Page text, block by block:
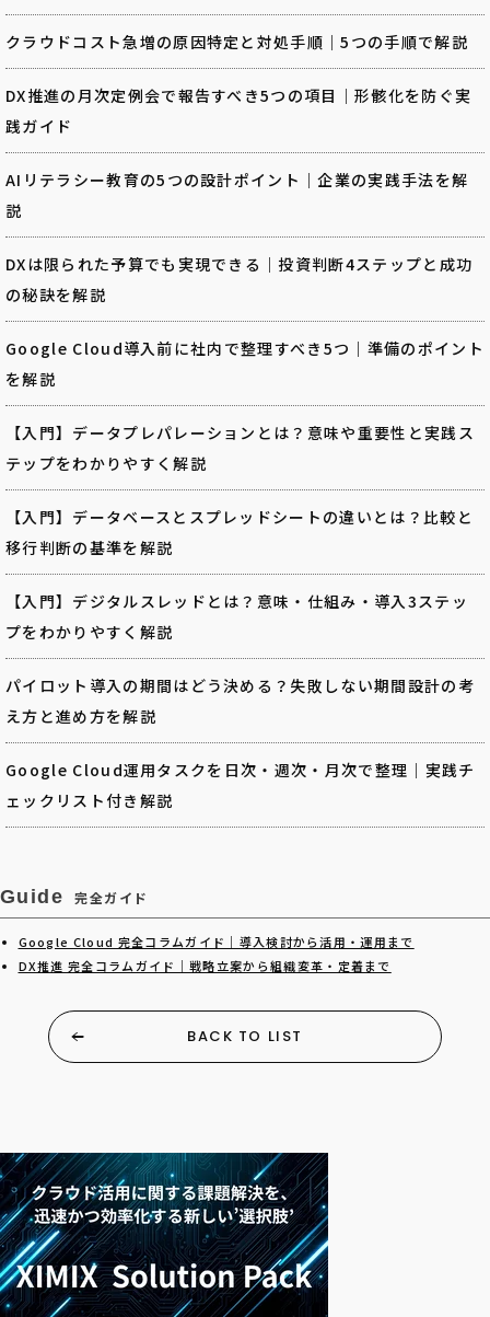
クラウドコスト急増の原因特定と対処手順｜5つの手順で解説
DX推進の月次定例会で報告すべき5つの項目｜形骸化を防ぐ実
践ガイド
AIリテラシー教育の5つの設計ポイント｜企業の実践手法を解
説
DXは限られた予算でも実現できる｜投資判断4ステップと成功
の秘訣を解説
Google Cloud導入前に社内で整理すべき5つ｜準備のポイント
を解説
【入門】データプレパレーションとは？意味や重要性と実践ス
テップをわかりやすく解説
【入門】データベースとスプレッドシートの違いとは？比較と
移行判断の基準を解説
【入門】デジタルスレッドとは？意味・仕組み・導入3ステッ
プをわかりやすく解説
パイロット導入の期間はどう決める？失敗しない期間設計の考
え方と進め方を解説
Google Cloud運用タスクを日次・週次・月次で整理｜実践チ
ェックリスト付き解説
Guide 完全ガイド
Google Cloud 完全コラムガイド｜導入検討から活用・運用まで
DX推進 完全コラムガイド｜戦略立案から組織変革・定着まで
BACK TO LIST